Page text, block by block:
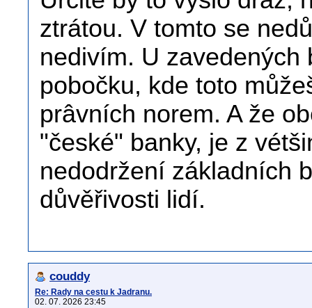
ztrátou. V tomto se
nedivím. U zavedených
pobočku, kde toto
prâvních norem. A že
"české" banky, je z
nedodržení základních
důvěřivosti lidí.
couddy
Re: Rady na cestu k Jadranu.
02. 07. 2026 23:45